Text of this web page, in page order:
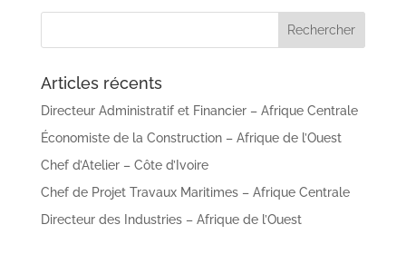
Articles récents
Directeur Administratif et Financier – Afrique Centrale
Économiste de la Construction – Afrique de l’Ouest
Chef d’Atelier – Côte d’Ivoire
Chef de Projet Travaux Maritimes – Afrique Centrale
Directeur des Industries – Afrique de l’Ouest